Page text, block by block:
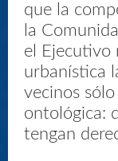
que la
la
el Ejecutivo
urbanística
vecinos
ontológica:
tengan